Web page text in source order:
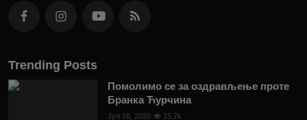
Trending Posts
Помолимо се за оздрављење проте
Бранка Ћурчина
Јул 16, 2020 15.7k